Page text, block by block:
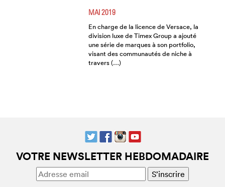
MAI 2019
En charge de la licence de Versace, la
division luxe de Timex Group a ajouté
une série de marques à son portfolio,
visant des communautés de niche à
travers (…)
VOTRE NEWSLETTER HEBDOMADAIRE